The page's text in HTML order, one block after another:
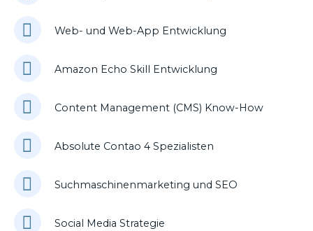
Web- und Web-App Entwicklung
Amazon Echo Skill Entwicklung
Content Management (CMS) Know-How
Absolute Contao 4 Spezialisten
Suchmaschinenmarketing und SEO
Social Media Strategie